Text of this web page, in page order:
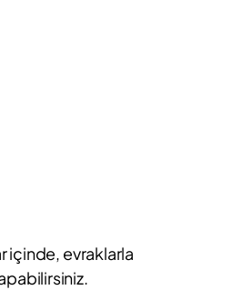
içinde, evraklarla